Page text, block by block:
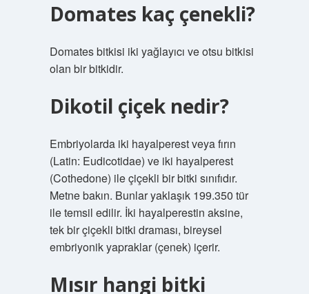
Domates kaç çenekli?
Domates bitkisi iki yağlayıcı ve otsu bitkisi
olan bir bitkidir.
Dikotil çiçek nedir?
Embriyolarda iki hayalperest veya fırın
(Latin: Eudicotidae) ve iki hayalperest
(Cothedone) ile çiçekli bir bitki sınıfıdır.
Metne bakın. Bunlar yaklaşık 199.350 tür
ile temsil edilir. İki hayalperestin aksine,
tek bir çiçekli bitki draması, bireysel
embriyonik yapraklar (çenek) içerir.
Mısır hangi bitki